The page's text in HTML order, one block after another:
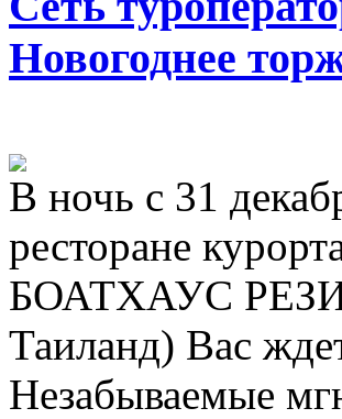
Новогоднее
В ночь с 31
ресторане
БОАТХАУС
Таиланд) Вас
Незабываемые